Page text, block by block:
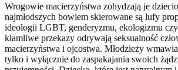
Wrogowie macierzyństwa zohydzają je
najmłodszych bowiem skierowane są lufy
ideologii LGBT, genderyzmu, ekologizmu
kłamliwe przekazy odrywają seksualność
macierzyństwa i ojcostwa. Młodzieży wmawia
tylko i wyłącznie do zaspakajania swoich